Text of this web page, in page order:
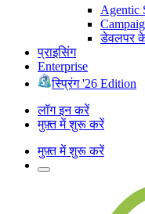
Agentic
डेवलपर
प्राइसिंग
Enterprise
स्प्रिंग '26 Edition
लॉग इन करें
मुफ़्त में शुरू करें
मुफ़्त में शुरू करें